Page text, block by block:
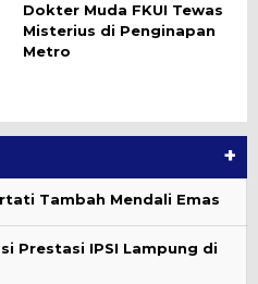
Dokter Muda FKUI Tewas
Misterius di Penginapan
Metro
+
Tambah Mendali Emas
Prestasi IPSI Lampung di